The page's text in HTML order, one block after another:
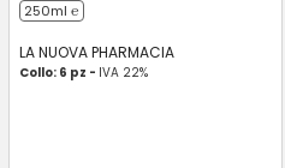
250ml ℮
LA NUOVA PHARMACIA
Collo: 6 pz - IVA 22%